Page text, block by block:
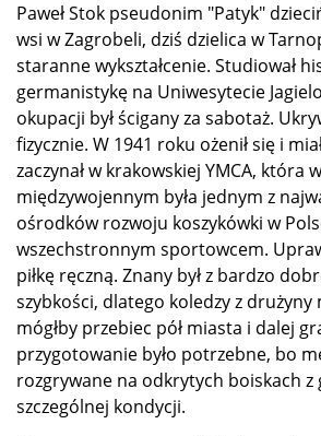
Paweł Stok pseudonim "Patyk"
wsi w Zagrobeli, dziś dzielica w
staranne wykształcenie. Studiował
germanistykę na Uniwesytecie
okupacji był ścigany za sabotaż.
fizycznie. W 1941 roku ożenił się i
zaczynał w krakowskiej YMCA, która
międzywojennym była jednym z
ośrodków rozwoju koszykówki w
wszechstronnym sportowcem.
piłkę ręczną. Znany był z bardzo
szybkości, dlatego koledzy z drużyny
mógłby przebiec pół miasta i dalej
przygotowanie było potrzebne, bo
rozgrywane na odkrytych boiskach z
szczególnej kondycji.